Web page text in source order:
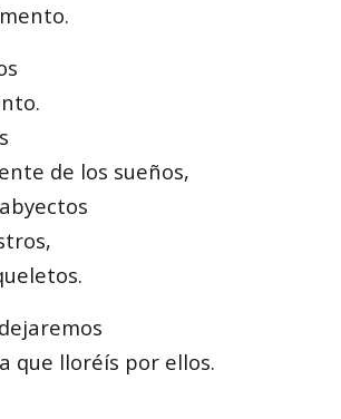
de los sueños,
que lloréís por ellos.